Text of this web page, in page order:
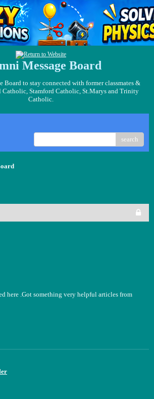
Message Board
Board to stay connected with former classmates &
Catholic, Stamford Catholic, St.Marys and Trinity
Catholic.
search
here .Got something very helpful articles from